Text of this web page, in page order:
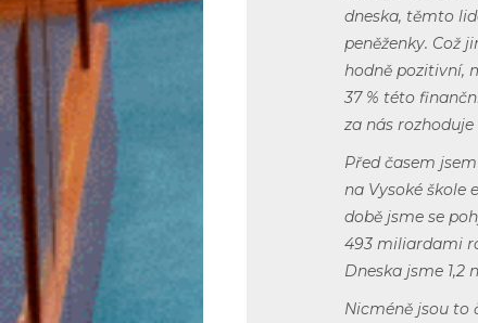
dneska, těmto
peněženky. Což
hodně pozitivní,
37 % této
za nás
Před časem
na Vysoké škole
době jsme se
493 miliardami
Dneska jsme 1,2
Nicméně jsou to